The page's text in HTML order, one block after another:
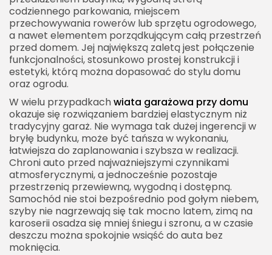
codziennego parkowania, miejscem
przechowywania rowerów lub sprzętu ogrodowego,
a nawet elementem porządkującym całą przestrzeń
przed domem. Jej największą zaletą jest połączenie
funkcjonalności, stosunkowo prostej konstrukcji i
estetyki, którą można dopasować do stylu domu
oraz ogrodu.
W wielu przypadkachwiata garażowa przy domu
okazuje się rozwiązaniem bardziej elastycznym niż
tradycyjny garaż. Nie wymaga tak dużej ingerencji w
bryłę budynku, może być tańsza w wykonaniu,
łatwiejsza do zaplanowania i szybsza w realizacji.
Chroni auto przed najważniejszymi czynnikami
atmosferycznymi, a jednocześnie pozostaje
przestrzenią przewiewną, wygodną i dostępną.
Samochód nie stoi bezpośrednio pod gołym niebem,
szyby nie nagrzewają się tak mocno latem, zimą na
karoserii osadza się mniej śniegu i szronu, a w czasie
deszczu można spokojnie wsiąść do auta bez
moknięcia.
Wysokość wiaty
Dach wiaty garażowej
Dach jednospadowy
Dach dwuspadowy
Dach płaski
Pokrycie dachu wiaty garażowej
Blacha i panele dachowe
Poliwęglan
Dachówka
Gont bitumiczny
Konstrukcja i fundamenty wiaty garażowej
Stabilne słupy
Fundamenty punktowe